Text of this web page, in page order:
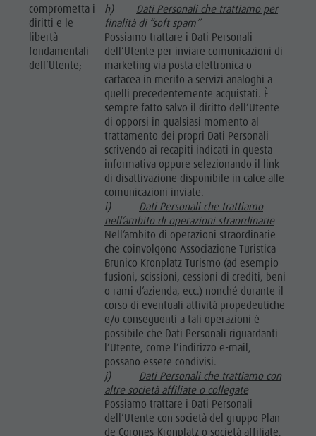
comprometta i
diritti e le
libertà
fondamentali
dell’Utente;
h) Dati Personali che trattiamo per
finalità di “soft spam”
Possiamo trattare i Dati Personali
dell’Utente per inviare comunicazioni di
marketing via posta elettronica o
cartacea in merito a servizi analoghi a
quelli precedentemente acquistati. È
sempre fatto salvo il diritto dell’Utente
di opporsi in qualsiasi momento al
trattamento dei propri Dati Personali
scrivendo ai recapiti indicati in questa
informativa oppure selezionando il link
di disattivazione disponibile in calce alle
comunicazioni inviate.
i) Dati Personali che trattiamo
nell’ambito di operazioni straordinarie
Nell’ambito di operazioni straordinarie
che coinvolgono Associazione Turistica
Brunico Kronplatz Turismo (ad esempio
fusioni, scissioni, cessioni di crediti, beni
o rami d’azienda, ecc.) nonché durante il
corso di eventuali attività propedeutiche
e/o conseguenti a tali operazioni è
possibile che Dati Personali riguardanti
l’Utente, come l’indirizzo e-mail,
possano essere condivisi.
j) Dati Personali che trattiamo con
altre società affiliate o collegate
Possiamo trattare i Dati Personali
dell’Utente con società del gruppo Plan
de Corones-Kronplatz o società affiliate,